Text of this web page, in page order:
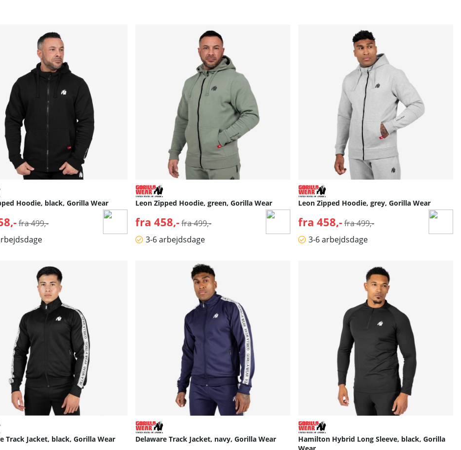
Hoodie, black, Gorilla Wear
Normalpris:
fra 499,-
Leon Zipped Hoodie, green, Gorilla Wear
fra 458,-Normalpris:
fra 499,-
3-6 arbejdsdage
Leon Zipped Hoodie, grey, Gorilla Wear
fra 458,-Normalpris:
fra 499,-
3-6 arbejdsdage
Track Jacket, black, Gorilla Wear Delaware Track Jacket, navy, Gorilla Wear
Hamilton Hybrid Long Sleeve, black, Gorilla